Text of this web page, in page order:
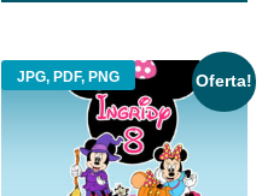
JPG, PDF, PNG Oferta!